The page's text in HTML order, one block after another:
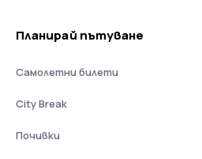
Планирай пътуване
Самолетни билети
City Break
Почивки